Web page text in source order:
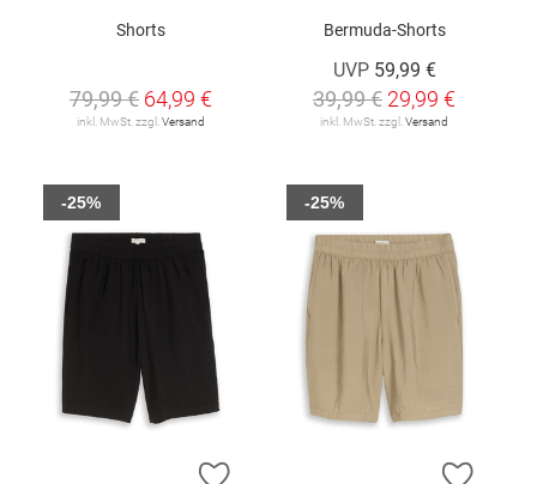
Shorts
79,99 € 64,99 €
inkl. MwSt. zzgl. Versand
Bermuda-Shorts
UVP 59,99 €
39,99 € 29,99 €
inkl. MwSt. zzgl. Versand
ZUR WUNSCHLISTE HINZUFÜGEN
-25%
ZUR
-25%